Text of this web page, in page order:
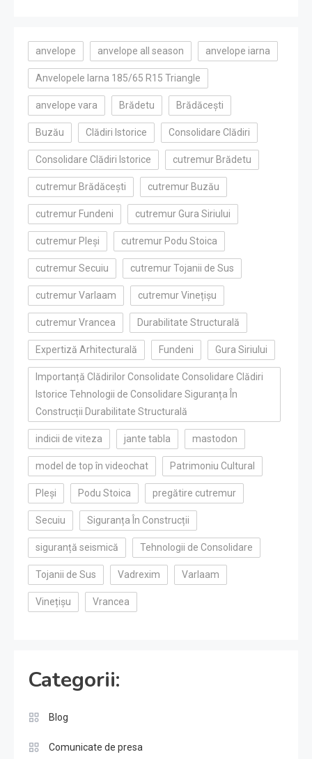
anvelope anvelope all season anvelope iarna
Anvelopele Iarna 185/65 R15 Triangle
anvelope vara Brădetu Brădăcești
Buzău Clădiri Istorice Consolidare Clădiri
Consolidare Clădiri Istorice cutremur Brădetu
cutremur Brădăcești cutremur Buzău
cutremur Fundeni cutremur Gura Siriului
cutremur Pleși cutremur Podu Stoica
cutremur Secuiu cutremur Tojanii de Sus
cutremur Varlaam cutremur Vinețișu
cutremur Vrancea Durabilitate Structurală
Expertiză Arhitecturală Fundeni Gura Siriului
Importanță Clădirilor Consolidate Consolidare Clădiri
Istorice Tehnologii de Consolidare Siguranța În
Construcții Durabilitate Structurală
indicii de viteza jante tabla mastodon
model de top în videochat Patrimoniu Cultural
Pleși Podu Stoica pregătire cutremur
Secuiu Siguranța În Construcții
siguranță seismică Tehnologii de Consolidare
Tojanii de Sus Vadrexim Varlaam
Vinețișu Vrancea
Categorii:
Blog
Comunicate de presa